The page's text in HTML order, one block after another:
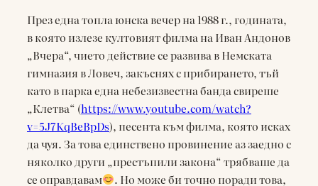
През една топла юнска вечер на 1988 г., годината,
в която излезе култовият филма на Иван Андонов
„Вчера“, чието действие се развива в Немската
гимназия в Ловеч, закъснях с прибирането, тъй
като в парка една небезизвестна банда свиреше
„Клетва“ (https://www.youtube.com/watch?
v=5J7KqBeBpDs), песента към филма, която исках
да чуя. За това единствено провинение аз заедно с
няколко други „престъпили закона“ трябваше да
се оправдавам
. Но може би точно поради това,